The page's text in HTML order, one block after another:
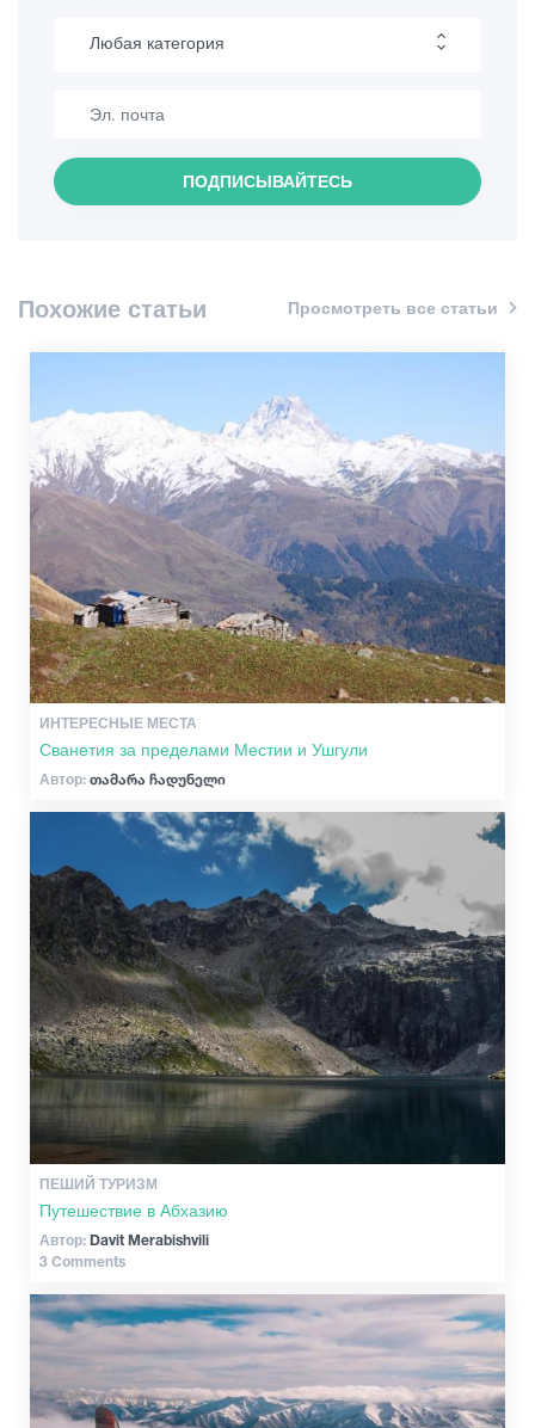
Любая категория
Интересные места
Кулинария
Шопинг
Культура
История
Экстремальный Спорт
ПОДПИСЫВАЙТЕСЬ
Похожие статьи Просмотреть все статьи
ИНТЕРЕСНЫЕ МЕСТА
Сванетия за пределами Местии и Ушгули
Автор: თამარა ჩადუნელი
ПЕШИЙ ТУРИЗМ
Путешествие в Абхазию
Автор: Davit Merabishvili
3 Comments